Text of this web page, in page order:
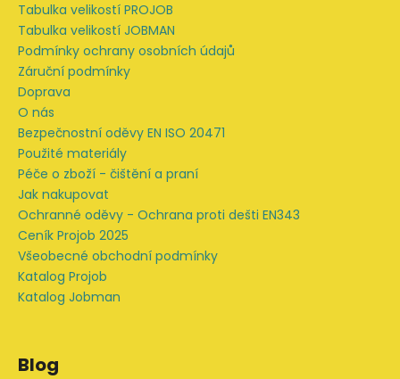
Tabulka velikostí PROJOB
Tabulka velikostí JOBMAN
Podmínky ochrany osobních údajů
Záruční podmínky
Doprava
O nás
Bezpečnostní oděvy EN ISO 20471
Použité materiály
Péče o zboží - čištění a praní
Jak nakupovat
Ochranné oděvy - Ochrana proti dešti EN343
Ceník Projob 2025
Všeobecné obchodní podmínky
Katalog Projob
Katalog Jobman
Blog